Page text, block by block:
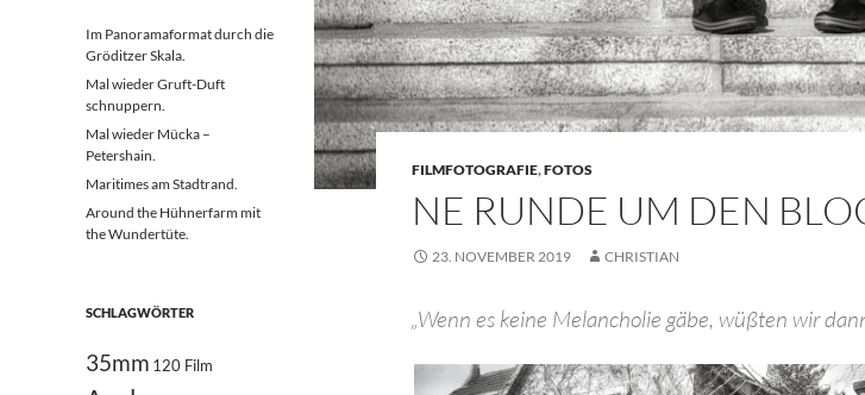
FILMFOTOGRAFIE,FOTOS
NE RUNDE UM DEN
23. NOVEMBER 2019 CHRISTIAN
„Wenn es keine Melancholie gäbe, wüßten wir
Im Panoramaformat durch die
Gröditzer Skala.
Mal wieder Gruft-Duft
schnuppern.
Mal wieder Mücka –
Petershain.
Maritimes am Stadtrand.
Around the Hühnerfarm mit
the Wundertüte.
SCHLAGWÖRTER
35mm 120 Film